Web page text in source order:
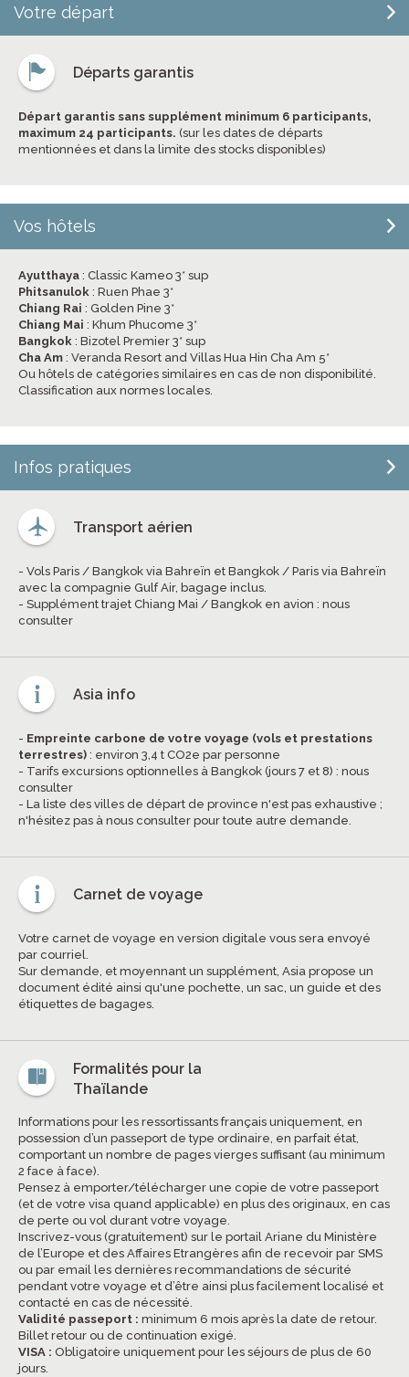
Votre départ
Départs garantis
Départ garantis sans supplément minimum 6 participants,
maximum 24 participants. (sur les dates de départs
mentionnées et dans la limite des stocks disponibles)
Vos hôtels
Ayutthaya : Classic Kameo 3* sup
Phitsanulok : Ruen Phae 3*
Chiang Rai : Golden Pine 3*
Chiang Mai : Khum Phucome 3*
Bangkok : Bizotel Premier 3* sup
Cha Am : Veranda Resort and Villas Hua Hin Cha Am 5*
Ou hôtels de catégories similaires en cas de non disponibilité.
Classification aux normes locales.
Infos pratiques
Transport aérien
- Vols Paris / Bangkok via Bahreïn et Bangkok / Paris via Bahreïn
avec la compagnie Gulf Air, bagage inclus.
- Supplément trajet Chiang Mai / Bangkok en avion : nous
consulter
Asia info
- Empreinte carbone de votre voyage (vols et prestations
terrestres) : environ 3,4 t CO2e par personne
- Tarifs excursions optionnelles à Bangkok (jours 7 et 8) : nous
consulter
- La liste des villes de départ de province n'est pas exhaustive ;
n'hésitez pas à nous consulter pour toute autre demande.
Carnet de voyage
Votre carnet de voyage en version digitale vous sera envoyé
par courriel.
Sur demande, et moyennant un supplément, Asia propose un
document édité ainsi qu'une pochette, un sac, un guide et des
étiquettes de bagages.
Formalités pour la
Thaïlande
Informations pour les ressortissants français uniquement, en
possession d’un passeport de type ordinaire, en parfait état,
comportant un nombre de pages vierges suffisant (au minimum
2 face à face).
Pensez à emporter/télécharger une copie de votre passeport
(et de votre visa quand applicable) en plus des originaux, en cas
de perte ou vol durant votre voyage.
Inscrivez-vous (gratuitement) sur le portail Ariane du Ministère
de l’Europe et des Affaires Etrangères afin de recevoir par SMS
ou par email les dernières recommandations de sécurité
pendant votre voyage et d’être ainsi plus facilement localisé et
contacté en cas de nécessité.
Validité passeport : minimum 6 mois après la date de retour.
Billet retour ou de continuation exigé.
VISA : Obligatoire uniquement pour les séjours de plus de 60
jours.